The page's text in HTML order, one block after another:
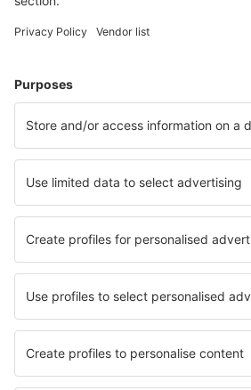
Resistencia (RES)
La Plata (LPG)
Río Cuarto (RCU)
Río Hondo (RHD)
Posadas (PSS)
Martín Miguel de Güemes (SLA)
Buenos Aires
Necochea (NEC)
Río Gallegos (RGL)